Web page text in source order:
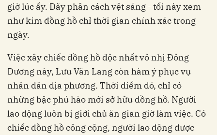
giờ lúc ấy. Dãy phân cách vệt sáng - tối này xem
như kim đồng hồ chỉ thời gian chính xác trong
ngày.
Việc xây chiếc đồng hồ độc nhất vô nhị Đông
Dương này, Lưu Văn Lang còn hàm ý phục vụ
nhân dân địa phương. Thời điểm đó, chỉ có
những bậc phú hào mới sở hữu đồng hồ. Người
lao động luôn bị giới chủ ăn gian giờ làm việc. Có
chiếc đồng hồ công cộng, người lao động được